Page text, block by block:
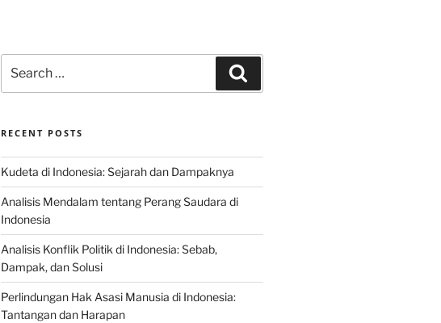
for:
RECENT POSTS
Kudeta di Indonesia: Sejarah dan Dampaknya
Analisis Mendalam tentang Perang Saudara di
Indonesia
Analisis Konflik Politik di Indonesia: Sebab,
Dampak, dan Solusi
Perlindungan Hak Asasi Manusia di Indonesia:
Tantangan dan Harapan